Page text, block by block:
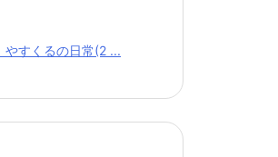
やすくるの日常(2 ...